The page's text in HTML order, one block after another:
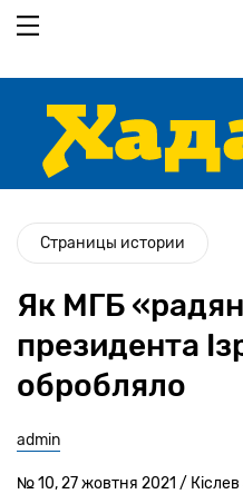
основного
Страницы истории
Як МГБ
президента
обробляло
admin
№ 10, 27 жовтня 2021 / Кіслев